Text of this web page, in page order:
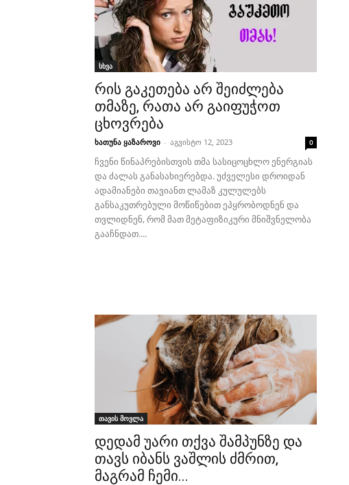
სხვა
რის გაკეთება არ შეიძლება
თმაზე, რათა არ გაიფუჭოთ
ცხოვრება
ხათუნა ყაზაროვი - აგვისტო 12, 2023 0
ჩვენი წინაპრებისთვის თმა სასიცოცხლო ენერგიას
და ძალას განასახიერებდა. უძველესი დროიდან
ადამიანები თავიანთ ლამაზ კულულებს
განსაკუთრებული მოწიწებით ეპყრობოდნენ და
თვლიდნენ, რომ მათ მეტაფიზიკური მნიშვნელობა
გააჩნდათ....
თავის მოვლა
დედამ უარი თქვა შამპუნზე და
თავს იბანს ვაშლის ძმრით,
მაგრამ ჩემი...